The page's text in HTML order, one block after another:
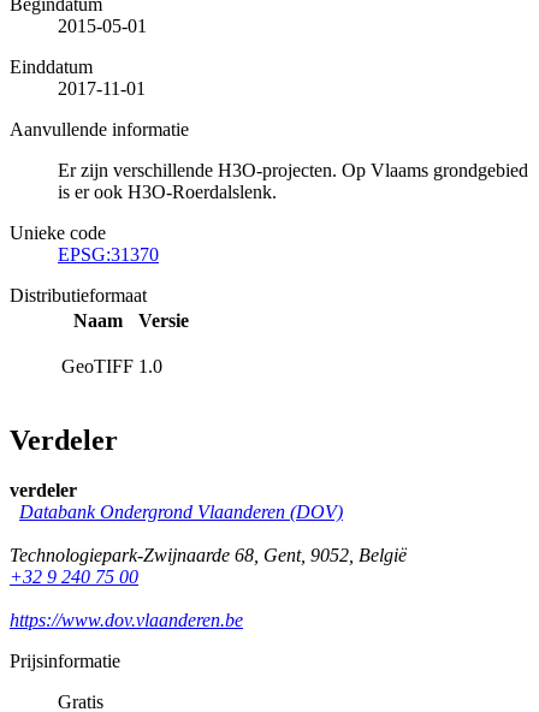
2015-05-01
Einddatum
2017-11-01
Aanvullende informatie
Er zijn verschillende H3O-projecten. Op Vlaams grondgebied
is er ook H3O-Roerdalslenk.
Unieke code
EPSG:31370
Distributieformaat
Naam
Versie
GeoTIFF 1.0
Verdeler
verdeler
Databank Ondergrond Vlaanderen (DOV)
Technologiepark-Zwijnaarde 68, Gent, 9052, België
+32 9 240 75 00
https://www.dov.vlaanderen.be
Prijsinformatie
Gratis